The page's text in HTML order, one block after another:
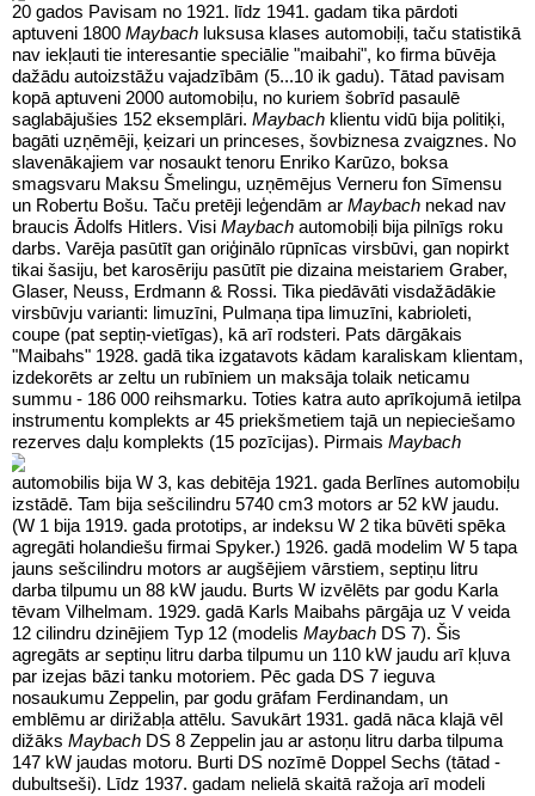
20 gados Pavisam no 1921. līdz 1941. gadam tika pārdoti
aptuveni 1800 Maybach luksusa klases automobiļi, taču statistikā
nav iekļauti tie interesantie speciālie "maibahi", ko firma būvēja
dažādu autoizstāžu vajadzībām (5...10 ik gadu). Tātad pavisam
kopā aptuveni 2000 automobiļu, no kuriem šobrīd pasaulē
saglabājušies 152 eksemplāri. Maybach klientu vidū bija politiķi,
bagāti uzņēmēji, ķeizari un princeses, šovbiznesa zvaigznes. No
slavenākajiem var nosaukt tenoru Enriko Karūzo, boksa
smagsvaru Maksu Šmelingu, uzņēmējus Verneru fon Sīmensu
un Robertu Bošu. Taču pretēji leģendām ar Maybach nekad nav
braucis Ādolfs Hitlers. Visi Maybach automobiļi bija pilnīgs roku
darbs. Varēja pasūtīt gan oriģinālo rūpnīcas virsbūvi, gan nopirkt
tikai šasiju, bet karosēriju pasūtīt pie dizaina meistariem Graber,
Glaser, Neuss, Erdmann & Rossi. Tika piedāvāti visdažādākie
virsbūvju varianti: limuzīni, Pulmaņa tipa limuzīni, kabrioleti,
coupe (pat septiņ-vietīgas), kā arī rodsteri. Pats dārgākais
"Maibahs" 1928. gadā tika izgatavots kādam karaliskam klientam,
izdekorēts ar zeltu un rubīniem un maksāja tolaik neticamu
summu - 186 000 reihsmarku. Toties katra auto aprīkojumā ietilpa
instrumentu komplekts ar 45 priekšmetiem tajā un nepieciešamo
rezerves daļu komplekts (15 pozīcijas). Pirmais Maybach
automobilis bija W 3, kas debitēja 1921. gada Berlīnes automobiļu
izstādē. Tam bija sešcilindru 5740 cm3 motors ar 52 kW jaudu.
(W 1 bija 1919. gada prototips, ar indeksu W 2 tika būvēti spēka
agregāti holandiešu firmai Spyker.) 1926. gadā modelim W 5 tapa
jauns sešcilindru motors ar augšējiem vārstiem, septiņu litru
darba tilpumu un 88 kW jaudu. Burts W izvēlēts par godu Karla
tēvam Vilhelmam. 1929. gadā Karls Maibahs pārgāja uz V veida
12 cilindru dzinējiem Typ 12 (modelis Maybach DS 7). Šis
agregāts ar septiņu litru darba tilpumu un 110 kW jaudu arī kļuva
par izejas bāzi tanku motoriem. Pēc gada DS 7 ieguva
nosaukumu Zeppelin, par godu grāfam Ferdinandam, un
emblēmu ar dirižabļa attēlu. Savukārt 1931. gadā nāca klajā vēl
dižāks Maybach DS 8 Zeppelin jau ar astoņu litru darba tilpuma
147 kW jaudas motoru. Burti DS nozīmē Doppel Sechs (tātad -
dubultseši). Līdz 1937. gadam nelielā skaitā ražoja arī modeli